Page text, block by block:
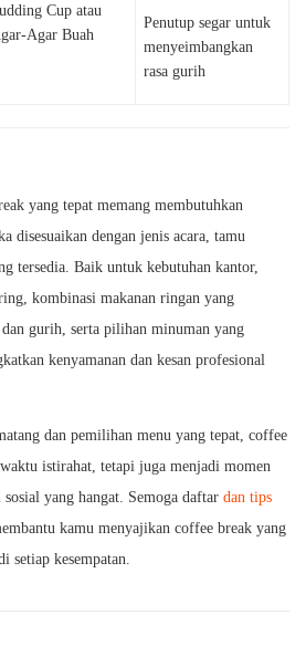
Cup atau
Agar Buah
Penutup segar untuk
menyeimbangkan
rasa gurih
yang tepat memang membutuhkan
disesuaikan dengan jenis acara, tamu
tersedia. Baik untuk kebutuhan kantor,
kombinasi makanan ringan yang
dan gurih, serta pilihan minuman yang
kenyamanan dan kesan profesional
dan pemilihan menu yang tepat, coffee
istirahat, tetapi juga menjadi momen
yang hangat. Semoga daftar dan tips
kamu menyajikan coffee break yang
setiap kesempatan.